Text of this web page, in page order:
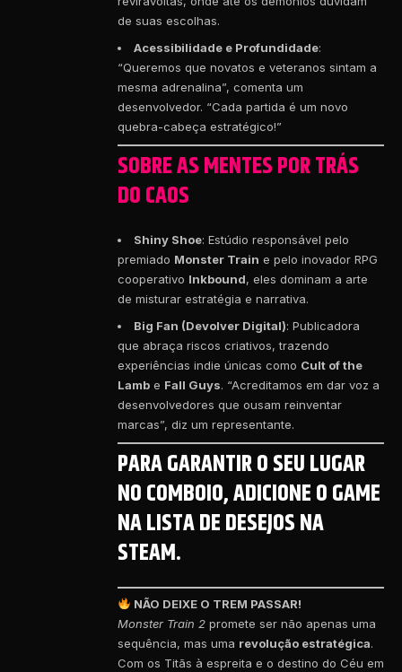
de suas escolhas.
Acessibilidade e Profundidade:
“Queremos que novatos e veteranos sintam a
mesma adrenalina”, comenta um
desenvolvedor. “Cada partida é um novo
quebra-cabeça estratégico!”
SOBRE AS MENTES POR TRÁS
DO CAOS
Shiny Shoe: Estúdio responsável pelo
premiado Monster Train e pelo inovador RPG
cooperativo Inkbound, eles dominam a arte
de misturar estratégia e narrativa.
Big Fan (Devolver Digital): Publicadora
que abraça riscos criativos, trazendo
experiências indie únicas como Cult of the
Lamb e Fall Guys. “Acreditamos em dar voz a
desenvolvedores que ousam reinventar
marcas”, diz um representante.
PARA GARANTIR O SEU LUGAR
NO COMBOIO, ADICIONE O GAME
NA LISTA DE DESEJOS NA
STEAM.
NÃO DEIXE O TREM PASSAR!
Monster Train 2 promete ser não apenas uma
sequência, mas uma revolução estratégica.
Com os Titãs à espreita e o destino do Céu em